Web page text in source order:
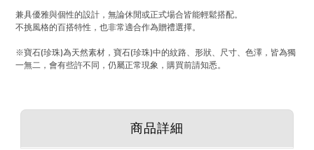
兼具優雅與個性的設計，無論休閒或正式場合皆能輕鬆搭配。
不挑風格的百搭特性，也非常適合作為贈禮選擇。
※寶石(珍珠)為天然素材，寶石(珍珠)中的紋路、形狀、尺寸、色澤，皆為獨
一無二，會有些許不同，仍屬正常現象，購買前請知悉。
商品詳細